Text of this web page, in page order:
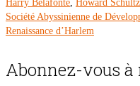
Harry Belafonte, Howard Schultz
Société Abyssinienne de
Renaissance d’Harlem
Abonnez-vous